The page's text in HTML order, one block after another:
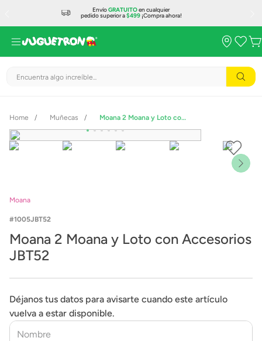
EnvíoGRATUITOen cualquier
pedido superior a$499¡Compra ahora!
Encuentra algo increíble...
Muñecas Moana 2 Moana y Loto con Accesorios JBT52
Moana
1005JBT52
Moana 2 Moana y Loto con Accesorios
JBT52
Déjanos tus datos para avisarte cuando este artículo
vuelva a estar disponible.